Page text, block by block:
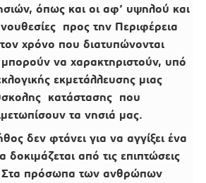
όπως και οι αφ’ υψηλού και
προς την Περιφέρεια
χρόνο που διατυπώνονται
μπορούν να χαρακτηριστούν, υπό
εκμετάλλευσης μιας
κατάστασης που
τα νησιά μας.
δεν φτάνει για να αγγίξει ένα
από τις επιπτώσεις
Στα πρόσωπα των ανθρώπων